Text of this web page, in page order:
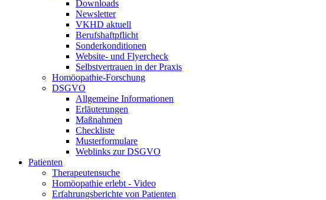
Downloads
Newsletter
VKHD aktuell
Berufshaftpflicht
Sonderkonditionen
Website- und Flyercheck
Selbstvertrauen in der Praxis
Homöopathie-Forschung
DSGVO
Allgemeine Informationen
Erläuterungen
Maßnahmen
Checkliste
Musterformulare
Weblinks zur DSGVO
Patienten
Therapeutensuche
Homöopathie erlebt - Video
Erfahrungsberichte von Patienten